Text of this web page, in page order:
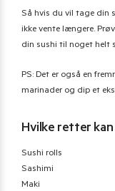
Så hvis du vil tage din
ikke vente længere.
din sushi til noget helt
PS: Det er også en
marinader og dip et
Hvilke retter
Sushi rolls
Sashimi
Maki